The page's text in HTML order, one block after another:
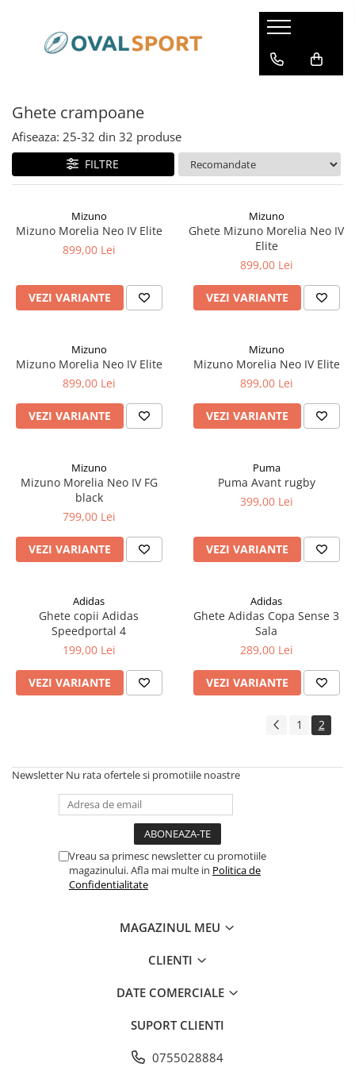
Femei
Incaltaminte
Barbati
Incaltaminte
Ghete crampoane
Afiseaza: 25-32 din 32 produse
FILTRE
Mizuno
Mizuno Morelia Neo IV Elite
899,00 Lei
VEZI VARIANTE
Mizuno
Ghete Mizuno Morelia Neo IV
Elite
899,00 Lei
VEZI VARIANTE
Mizuno
Mizuno Morelia Neo IV Elite
899,00 Lei
VEZI VARIANTE
Mizuno
Mizuno Morelia Neo IV Elite
899,00 Lei
VEZI VARIANTE
Mizuno
Mizuno Morelia Neo IV FG
black
799,00 Lei
VEZI VARIANTE
Puma
Puma Avant rugby
399,00 Lei
VEZI VARIANTE
Adidas
Ghete copii Adidas
Speedportal 4
199,00 Lei
VEZI VARIANTE
Adidas
Ghete Adidas Copa Sense 3
Sala
289,00 Lei
VEZI VARIANTE
1 2
Newsletter Nu rata ofertele si promotiile noastre
Vreau sa primesc newsletter cu promotiile
magazinului. Afla mai multe in Politica de
Confidentialitate
MAGAZINUL MEU
CLIENTI
DATE COMERCIALE
SUPORT CLIENTI
0755028884